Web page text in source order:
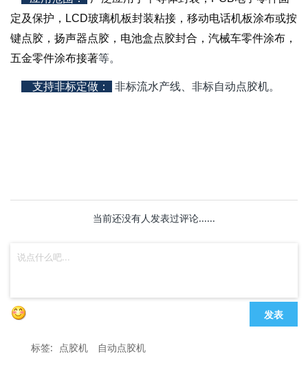
定及保护，LCD玻璃机板封装粘接，移动电话机板涂布或按
键点胶，扬声器点胶，电池盒点胶封合，汽械车零件涂布，
五金零件涂布接著等。
支持非标定做 ： 非标流水产线、非标自动点胶机。
当前还没有人发表过评论......
发表
标签: 点胶机 自动点胶机